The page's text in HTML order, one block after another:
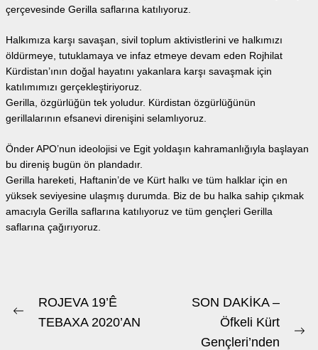
çerçevesinde Gerilla saflarına katılıyoruz.
Halkımıza karşı savaşan, sivil toplum aktivistlerini ve halkımızı
öldürmeye, tutuklamaya ve infaz etmeye devam eden Rojhilat
Kürdistan’ının doğal hayatını yakanlara karşı savaşmak için
katılımımızı gerçekleştiriyoruz.
Gerilla, özgürlüğün tek yoludur. Kürdistan özgürlüğünün
gerillalarının efsanevi direnişini selamlıyoruz.
Önder APO’nun ideolojisi ve Egit yoldaşın kahramanlığıyla başlayan
bu direniş bugün ön plandadır.
Gerilla hareketi, Haftanin’de ve Kürt halkı ve tüm halklar için en
yüksek seviyesine ulaşmış durumda. Biz de bu halka sahip çıkmak
amacıyla Gerilla saflarına katılıyoruz ve tüm gençleri Gerilla
saflarına çağırıyoruz.
Beitrags-
Navigation
Previous
ROJEVA 19’Ê
TEBAXA 2020’AN
SON DAKİKA –
Öfkeli Kürt
Gençleri’nden